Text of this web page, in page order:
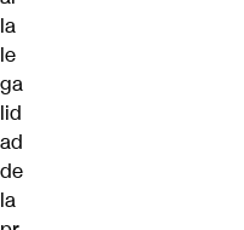
la
le
ga
lid
ad
de
la